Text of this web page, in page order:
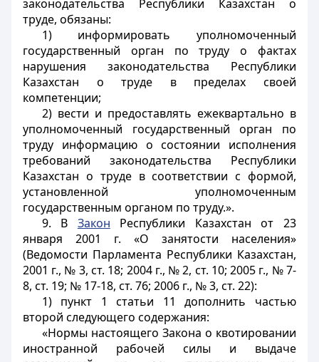
законодательства Республики Казахстан о
труде, обязаны:
1) информировать уполномоченный
государственный орган по труду о фактах
нарушения законодательства Республики
Казахстан о труде в пределах своей
компетенции;
2) вести и предоставлять ежеквартально в
уполномоченный государственный орган по
труду информацию о состоянии исполнения
требований законодательства Республики
Казахстан о труде в соответствии с формой,
установленной уполномоченным
государственным органом по труду.».
9. В Закон Республики Казахстан от 23
января 2001 г. «О занятости населения»
(Ведомости Парламента Республики Казахстан,
2001 г., № 3, ст. 18; 2004 г., № 2, ст. 10; 2005 г., № 7-
8, ст. 19; № 17-18, ст. 76; 2006 г., № 3, ст. 22):
1) пункт 1 статьи 11 дополнить частью
второй следующего содержания:
«Нормы настоящего Закона о квотировании
иностранной рабочей силы и выдаче